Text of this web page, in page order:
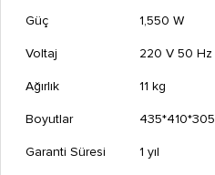
Güç 1,550 W
Voltaj 220 V 50 Hz
Ağırlık 11 kg
Boyutlar 435*410*305
Garanti Süresi 1 yıl